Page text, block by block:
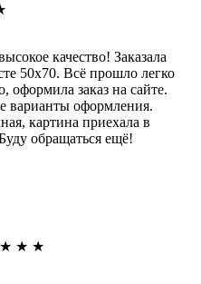
качество! Заказала
50х70. Всё прошло легко
оформила заказ на сайте.
варианты оформления.
картина приехала в
обращаться ещё!
★ ★ ★